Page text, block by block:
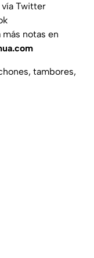
vía Twitter
notas en
tambores,